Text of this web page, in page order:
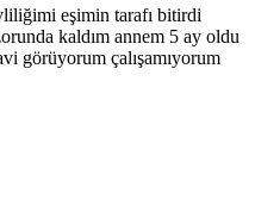
eşimin tarafı bitirdi
kaldım annem 5 ay oldu
görüyorum çalışamıyorum